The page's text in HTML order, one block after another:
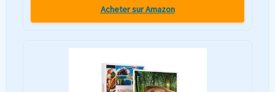
Acheter sur Amazon